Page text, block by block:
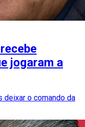
jogaram a
deixar o comando da